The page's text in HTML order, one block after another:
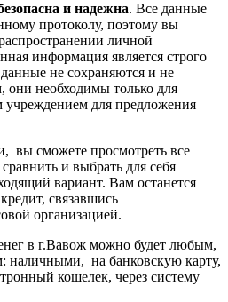
и надежна. Все данные
протоколу, поэтому вы
личной
информация является строго
не сохраняются и не
они необходимы только для
для предложения
вы сможете просмотреть все
и выбрать для себя
вариант. Вам останется
связавшись
организацией.
в г.Вавож можно будет любым,
наличными, на банковскую карту,
кошелек, через систему